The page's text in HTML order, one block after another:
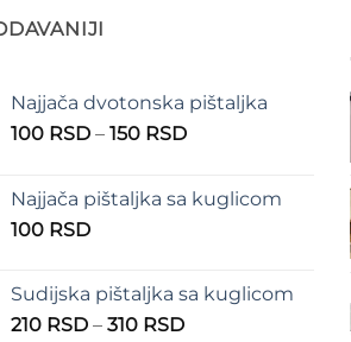
Najjača dvotonska pištaljka
100 RSD – 150 RSDRaspon
100 RSD
Najjača pištaljka sa kuglicom
100 RSD
Sudijska pištaljka sa kuglicom
210 RSD – 310 RSDRaspon